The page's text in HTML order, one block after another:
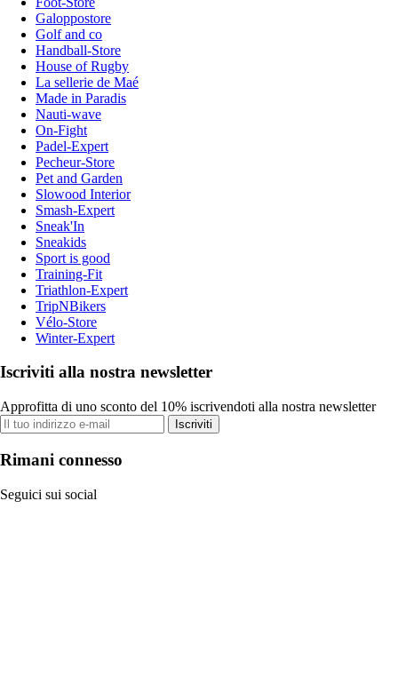
Galoppostore
Golf and co
Handball-Store
House of Rugby
La sellerie de Maé
Made in Paradis
Nauti-wave
On-Fight
Padel-Expert
Pecheur-Store
Pet and Garden
Slowood Interior
Smash-Expert
Sneak'In
Sneakids
Sport is good
Training-Fit
Triathlon-Expert
TripNBikers
Vélo-Store
Winter-Expert
Iscriviti alla nostra newsletter
Approfitta di uno sconto del 10% iscrivendoti alla nostra newsletter
Iscriviti
Rimani connesso
Seguici sui social